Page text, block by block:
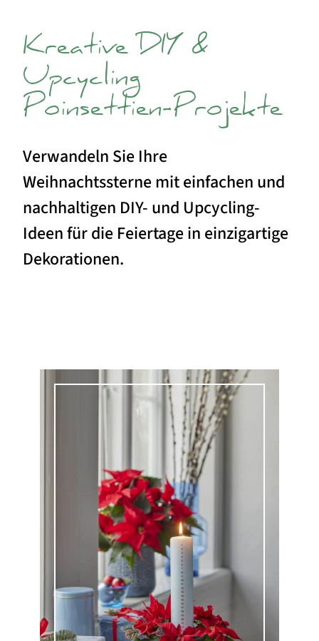
Kreative DIY &
Upcycling
Poinsettien-Projekte
Verwandeln Sie Ihre
Weihnachtssterne mit einfachen und
nachhaltigen DIY- und Upcycling-
Ideen für die Feiertage in einzigartige
Dekorationen.